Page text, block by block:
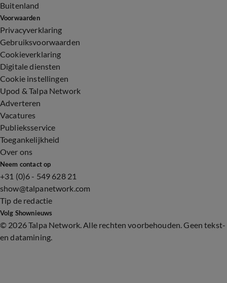
Buitenland
Voorwaarden
Privacyverklaring
Gebruiksvoorwaarden
Cookieverklaring
Digitale diensten
Cookie instellingen
Upod & Talpa Network
Adverteren
Vacatures
Publieksservice
Toegankelijkheid
Over ons
Neem contact op
+31 (0)6 - 549 628 21
show@talpanetwork.com
Tip de redactie
Volg Shownieuws
© 2026 Talpa Network. Alle rechten voorbehouden. Geen tekst-
en datamining.